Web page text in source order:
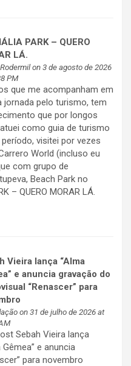
PARK – QUERO
LÁ.
on 3 de agosto de 2026
PM
que me acompanham em
jornada pelo turismo, tem
que por longos
como guia de turismo
visitei por vezes
World (incluso eu
com grupo de
Beach Park no
– QUERO MORAR LÁ.
Vieira lança “Alma
e anuncia gravação do
“Renascer” para
on 31 de julho de 2026 at
Sebah Vieira lança
Gêmea” e anuncia
para novembro